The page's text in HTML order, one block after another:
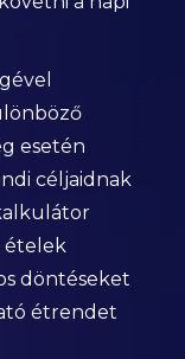
esetén
céljaidnak
ételek
döntéseket
étrendet